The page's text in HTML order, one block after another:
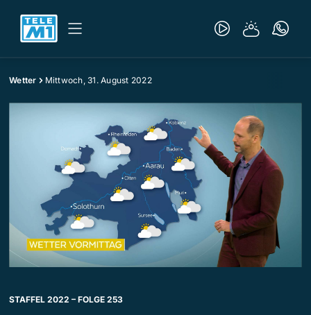
Wetter Mittwoch, 31. August 2022
STAFFEL 2022 – FOLGE 253